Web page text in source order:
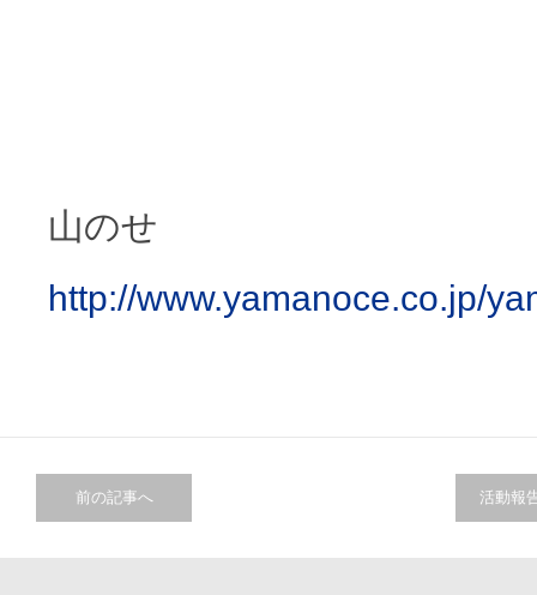
山のせ
http://www.yamanoce.co.jp/
前の記事へ 活動報